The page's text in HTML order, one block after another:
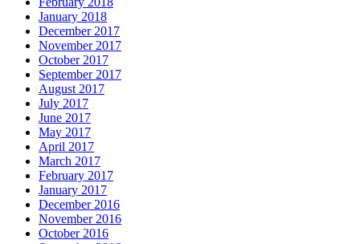
January 2018
December 2017
November 2017
October 2017
September 2017
August 2017
July 2017
June 2017
May 2017
April 2017
March 2017
February 2017
January 2017
December 2016
November 2016
October 2016